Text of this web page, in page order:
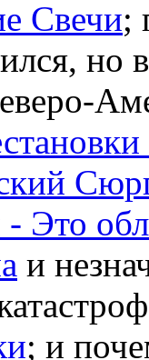
Свечи;
но
Это
и
; и